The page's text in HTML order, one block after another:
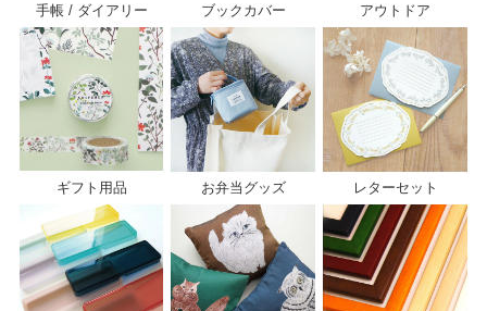
手帳 / ダイアリー ブックカバー アウトドア
ギフト用品 お弁当グッズ レターセット